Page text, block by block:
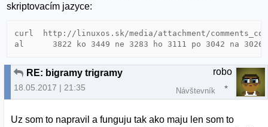
skriptovacím jazyce:
curl  http://linuxos.sk/media/attachment/
RE: bigramy trigramy
18.05.2017 | 21:35
robo
Návštevník
Uz som to napravil a funguju tak ako maju len som to